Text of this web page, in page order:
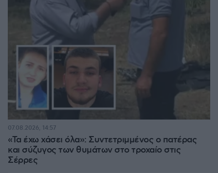
«Τα έχω χάσει όλα»: Συντετριμμένος ο πατέρας
και σύζυγος των θυμάτων στο τροχαίο στις
Σέρρες
07.08.2026, 14:57